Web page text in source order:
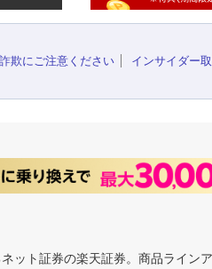
欺にご注意ください インサイダー
ット証券の楽天証券。商品ライ